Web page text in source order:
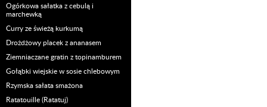
Ogórkowa sałatka z cebulą i
marchewką
Curry ze świeżą kurkumą
Drożdżowy placek z ananasem
Ziemniaczane gratin z topinamburem
Gołąbki wiejskie w sosie chlebowym
Rzymska sałata smażona
Ratatouille (Ratatuj)